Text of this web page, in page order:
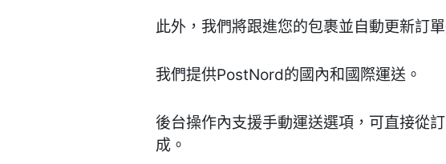
此外，我們將跟進您的包裹並自動更新訂單
我們提供PostNord的國內和國際運送。
後台操作內支援手動運送選項，可直接從
成。